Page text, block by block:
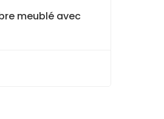
meublé avec